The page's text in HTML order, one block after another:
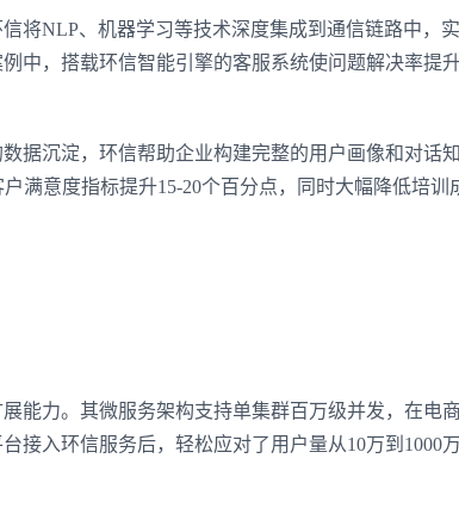
将NLP、机器学习等技术深度集成到通信链路中，实
中，搭载环信智能引擎的客服系统使问题解决率提
据沉淀，环信帮助企业构建完整的用户画像和对话知
满意度指标提升15-20个百分点，同时大幅降低培训
能力。其微服务架构支持单集群百万级并发，在电商
接入环信服务后，轻松应对了用户量从10万到1000万